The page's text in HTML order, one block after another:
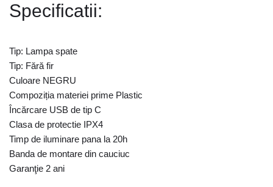
Specificatii:
Tip: Lampa spate
Tip: Fără fir
Culoare NEGRU
Compoziția materiei prime Plastic
Încărcare USB de tip C
Clasa de protectie IPX4
Timp de iluminare pana la 20h
Banda de montare din cauciuc
Garanţie 2 ani